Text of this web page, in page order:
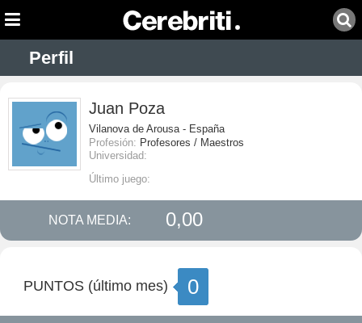
Perfil
Juan Poza
Vilanova de Arousa - España
Profesión: Profesores / Maestros
Universidad:
Último juego:
NOTA MEDIA: 0,00
PUNTOS (último mes) 0